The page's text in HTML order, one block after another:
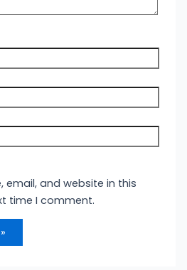
email, and website in this
time I comment.